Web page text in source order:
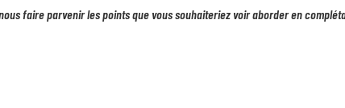
faire parvenir les points que vous souhaiteriez voir aborder en